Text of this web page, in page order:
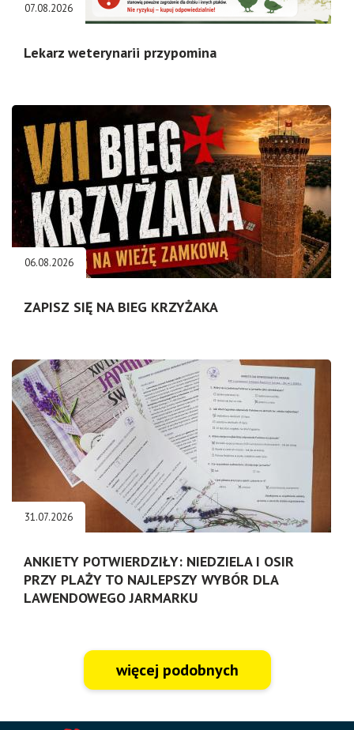
07.08.2026
Lekarz weterynarii przypomina
06.08.2026
ZAPISZ SIĘ NA BIEG KRZYŻAKA
31.07.2026
ANKIETY POTWIERDZIŁY: NIEDZIELA I OSIR
PRZY PLAŻY TO NAJLEPSZY WYBÓR DLA
LAWENDOWEGO JARMARKU
więcej podobnych